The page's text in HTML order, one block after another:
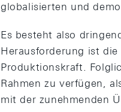
globalisierten und
Es besteht also
Herausforderung ist
Produktionskraft.
Rahmen zu verfügen,
mit der zunehmenden